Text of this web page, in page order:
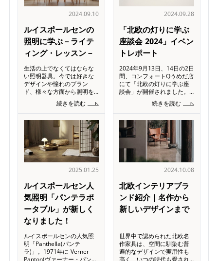
2024.09.10
ルイスポールセンの
照明に学ぶ－ライテ
ィング・レッスン－
生活の上でなくてはならな
い照明器具。今では好きな
デザインや憧れのブラン
ド、様々な方面から照明を
探すことができます。です
が、照明を選ぶ上で本当に
か？ 今回は、デンマークの
照明メーカー「ルイスポー
ルセン」にてお話を
続きを読む
2024.09.28
「北欧の灯りに学ぶ
座談会 2024」イベン
トレポート
2024年9月13日、14日の2日
間、コンフォートQうめだ店
にて「北欧の灯りに学ぶ座
談会」が開催されました。
ルイスポールセン伊藤氏を
迎え、セミナー、店内ツア
れた当イベントは、照明に
まつわる疑問から照明や
続きを読む
2025.01.25
ルイスポールセン人
気照明「パンテラポ
ータブル」が新しく
なりました！
ルイスポールセンの人気照
明「Panthella(パンテ
ラ)」。1971年に Verner
2024.10.08
北欧インテリアブラ
ンド紹介｜名作から
新しいデザインまで
世界中で認められた北欧名
作家具は、空間に馴染む普
遍的なデザインで実用性も